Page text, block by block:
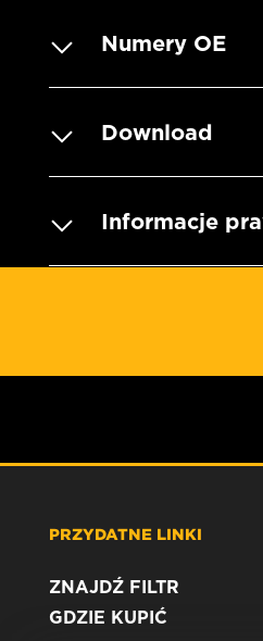
Numery OE
Download
Informacje
PRZYDATNE LINKI
ZNAJDŹ FILTR
GDZIE KUPIĆ